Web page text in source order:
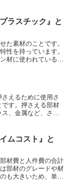
を行う際には、水栓
する必要がありま
を作る場合は、その
をイメージしなが
ラスチック』と
た素材のことです。
性を持っています。
材に使われているこ
法を取っています。
ールなども開発され
から、体積当たりの
勝手のいい製品が多
緩衝材などにも応用
えるために使用さ
です。押さえる部材
、金属など、さま
さえる部材によっ
額縁のように四周
ありますが、基本
部材を固定するた
た、三方押し止め
固定する場合もあ
ムコスト』と
材費と人件費の合計
部材のグレードや材
も大きいため、単純